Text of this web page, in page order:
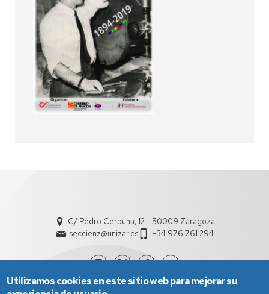
C/ Pedro Cerbuna, 12 - 50009 Zaragoza
seccienz@unizar.es
+34 976 761 294
Utilizamos cookies en este sitio web para mejorar su